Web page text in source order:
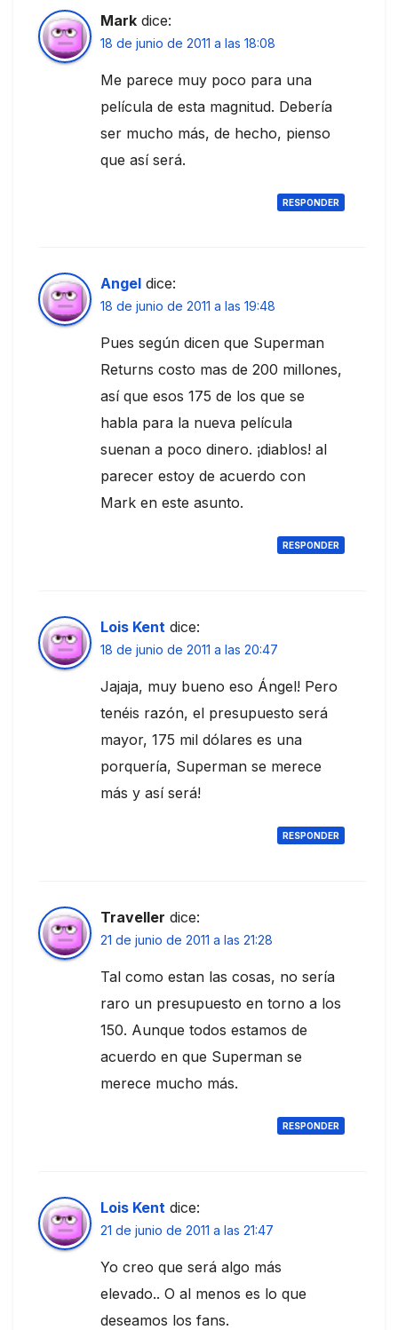
Mark dice:
18 de junio de 2011 a las 18:08
Me parece muy poco para una
película de esta magnitud. Debería
ser mucho más, de hecho, pienso
que así será.
RESPONDER
Angel dice:
18 de junio de 2011 a las 19:48
Pues según dicen que Superman
Returns costo mas de 200 millones,
así que esos 175 de los que se
habla para la nueva película
suenan a poco dinero. ¡diablos! al
parecer estoy de acuerdo con
Mark en este asunto.
RESPONDER
Lois Kent dice:
18 de junio de 2011 a las 20:47
Jajaja, muy bueno eso Ángel! Pero
tenéis razón, el presupuesto será
mayor, 175 mil dólares es una
porquería, Superman se merece
más y así será!
RESPONDER
Traveller dice:
21 de junio de 2011 a las 21:28
Tal como estan las cosas, no sería
raro un presupuesto en torno a los
150. Aunque todos estamos de
acuerdo en que Superman se
merece mucho más.
RESPONDER
Lois Kent dice:
21 de junio de 2011 a las 21:47
Yo creo que será algo más
elevado.. O al menos es lo que
deseamos los fans.